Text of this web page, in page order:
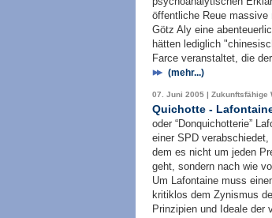
öffentliche Reue massive
Götz Aly eine
hätten lediglich
Farce veranstaltet, die
(mehr...)
07. Juni 2005 |
Quichotte -
oder “Donquichotterie”
einer SPD
dem es nicht um jeden
geht, sondern nach wie
Um Lafontaine muss
kritiklos dem Zynismus
Prinzipien und Ideale der